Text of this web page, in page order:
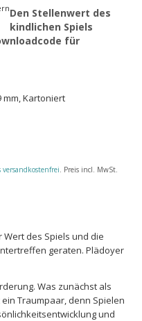
Den Stellenwert des
kindlichen Spiels
für
mm, Kartoniert
. Preis incl. MwSt.
Wert des Spiels und die
geraten. Plädoyer
Was zunächst als
Traumpaar, denn Spielen
und